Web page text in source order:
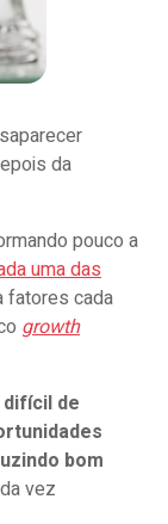
da
pouco a
uma das
fatores cada
growth
de
bom
vez